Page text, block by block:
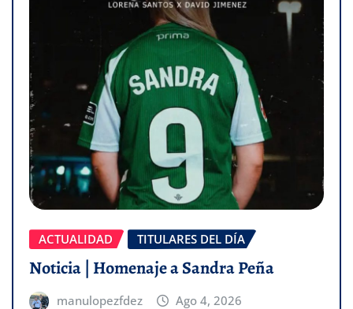
ACTUALIDAD TITULARES DEL DÍA
Noticia | Homenaje a Sandra Peña
manulopezfdez Ago 4, 2026